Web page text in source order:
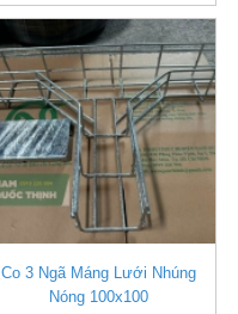
Co 3 Ngã Máng Lưới Nhúng
Nóng 100x100